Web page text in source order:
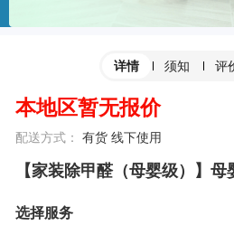
详情 须知 评
本地区暂无报价
配送方式： 有货 线下使用
【家装除甲醛（母婴级）】
选择服务